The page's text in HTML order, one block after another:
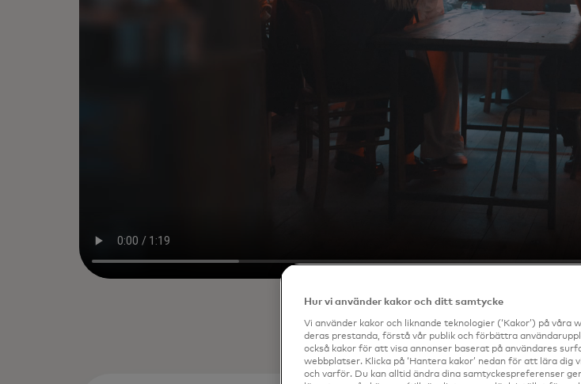
Hur vi använder kakor och ditt samtycke
Vi använder kakor och liknande teknologier (‘Kakor’) på
deras prestanda, förstå vår publik och förbättra
också kakor för att visa annonser baserat på användares
webbplatser. Klicka på ‘Hantera kakor’ nedan för att lära dig
och varför. Du kan alltid ändra dina samtyckespreferenser